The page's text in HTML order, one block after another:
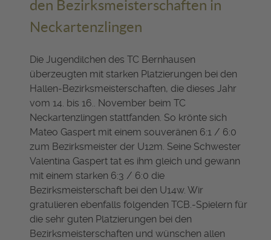
den Bezirksmeisterschaften in
Neckartenzlingen
Die Jugendilchen des TC Bernhausen
überzeugten mit starken Platzierungen bei den
Hallen-Bezirksmeisterschaften, die dieses Jahr
vom 14. bis 16.. November beim TC
Neckartenzlingen stattfanden. So krönte sich
Mateo Gaspert mit einem souveränen 6:1 / 6:0
zum Bezirksmeister der U12m. Seine Schwester
Valentina Gaspert tat es ihm gleich und gewann
mit einem starken 6:3 / 6:0 die
Bezirksmeisterschaft bei den U14w. Wir
gratulieren ebenfalls folgenden TCB.-Spielern für
die sehr guten Platzierungen bei den
Bezirksmeisterschaften und wünschen allen